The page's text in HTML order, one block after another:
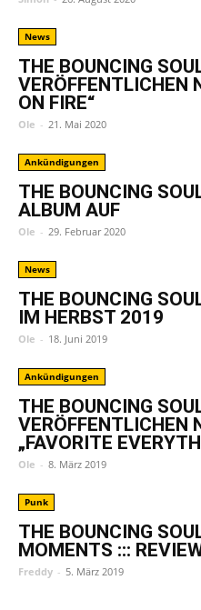
News
THE BOUNCING
VERÖFFENTLICHEN
ON FIRE“
Ole - 21. Mai 2020
Ankündigungen
THE BOUNCING
ALBUM AUF
Ole - 29. Februar 2020
News
THE BOUNCING
IM HERBST 2019
Ole - 18. Juni 2019
Ankündigungen
THE BOUNCING
VERÖFFENTLICHEN
„FAVORITE
Ole - 8. März 2019
Punk
THE BOUNCING
MOMENTS :::
Freddy - 5. März 2019